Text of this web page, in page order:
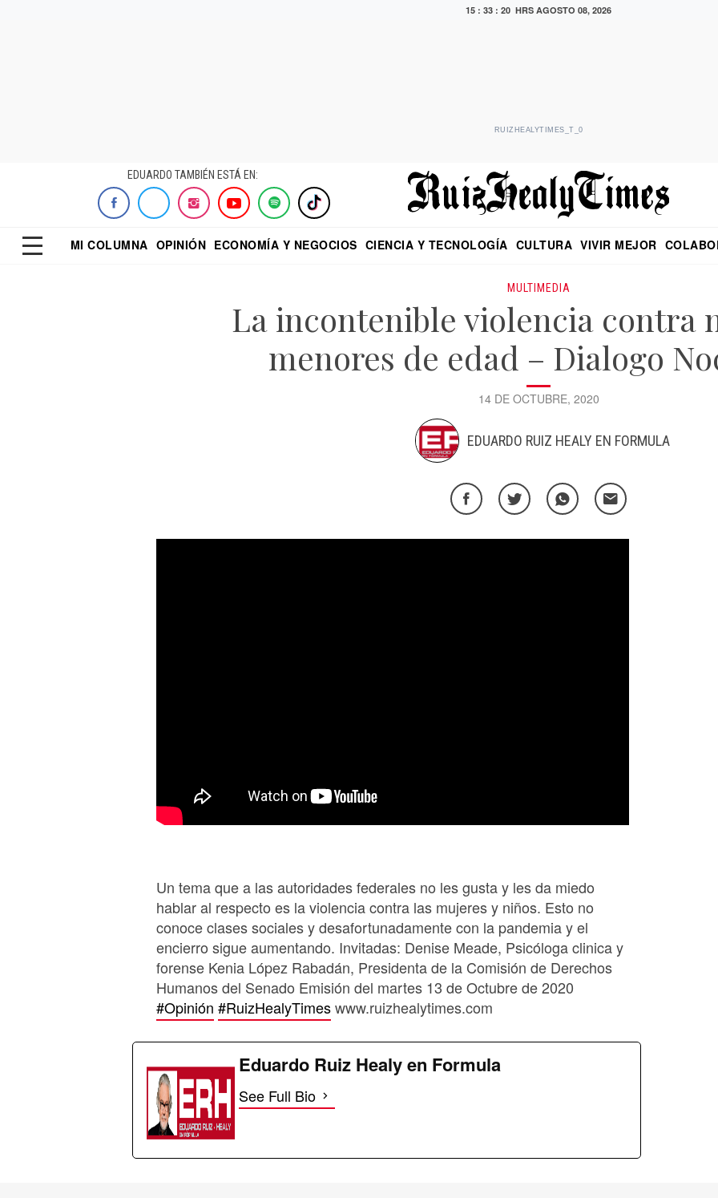
15 : 33 : 20 HRS AGOSTO 08, 2026
RUIZHEALYTIMES_T_0
EDUARDO TAMBIÉN ESTÁ EN:
MI COLUMNA OPINIÓN ECONOMÍA Y NEGOCIOS CIENCIA Y TECNOLOGÍA CULTURA VIVIR MEJOR
MULTIMEDIA
La incontenible violencia contra
menores de edad – Dialogo
14 DE OCTUBRE, 2020
EDUARDO RUIZ HEALY EN FORMULA
Un tema que a las autoridades federales no les gusta y les da miedo
hablar al respecto es la violencia contra las mujeres y niños. Esto no
conoce clases sociales y desafortunadamente con la pandemia y el
encierro sigue aumentando. Invitadas: Denise Meade, Psicóloga clinica y
forense Kenia López Rabadán, Presidenta de la Comisión de Derechos
Humanos del Senado Emisión del martes 13 de Octubre de 2020
#Opinión #RuizHealyTimeswww.ruizhealytimes.com
Eduardo Ruiz Healy en Formula
See Full Bio